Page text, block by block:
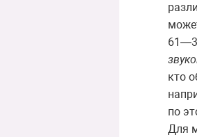
61—3
кто
по
Для